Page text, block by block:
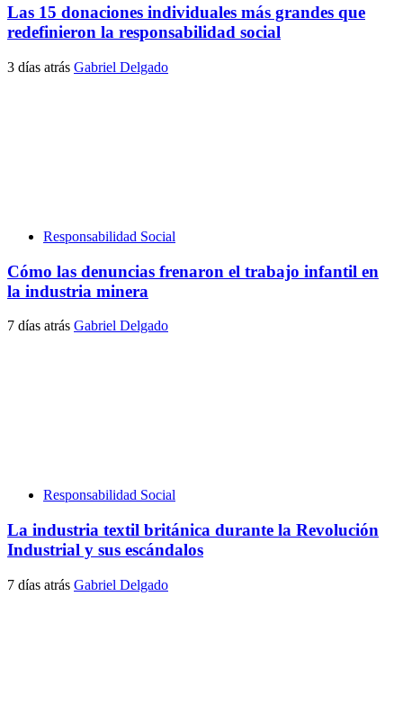
Las 15 donaciones individuales más grandes que
redefinieron la responsabilidad social
3 días atrás Gabriel Delgado
Responsabilidad Social
Cómo las denuncias frenaron el trabajo infantil en
la industria minera
7 días atrás Gabriel Delgado
Responsabilidad Social
La industria textil británica durante la Revolución
Industrial y sus escándalos
7 días atrás Gabriel Delgado